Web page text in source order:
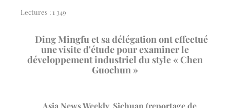
Lectures : 1 349
Ding Mingfu et sa délégation ont effectué
une visite d'étude pour examiner le
développement industriel du style « Chen
Guochun »
Asia News Weekly, Sichuan (reportage de